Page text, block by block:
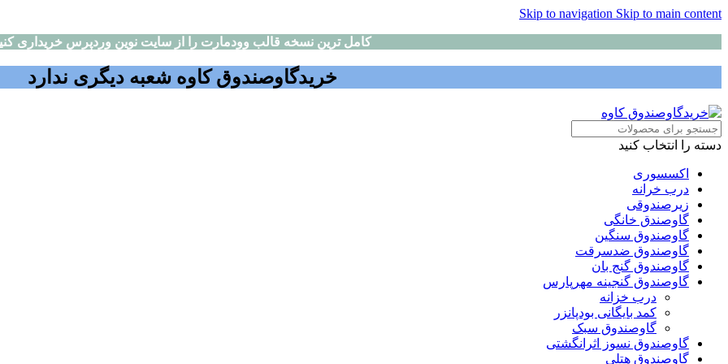
Skip to navigation Skip to main content
کامل ترین نسخه قالب وودمارت را از سایت نوین وردپرس خریداری
خریدگاوصندوق کاوه شعبه دیگری ندارد
دسته را انتخاب کنید
اکسسوری
درب خرانه
زیرصندوقی
گاوصندق خانگی
گاوصندوق سنگین
گاوصندوق ضدسرقت
گاوصندوق گنج بان
گاوصندوق گنجینه مهرپارس
درب خزانه
کمد بایگانی بودپانزر
گاوصندوق سبک
گاوصندوق نسوز اثرانگشتی
گاوصندوق هتلی